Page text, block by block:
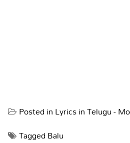
Posted inLyrics in Telugu -
TaggedBalu